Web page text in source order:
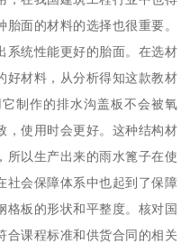
面的材料的选择也很重要。
系统性能更好的胎面。在选材
好材料，从分析得知这款教材
制作的排水沟盖板不会被氧
，使用时会更好。这种结构材
所以生产出来的雨水篦子在使
社会保障体系中也起到了保障
格板的形状和平整度。核对国
合课程标准和供货合同的相关